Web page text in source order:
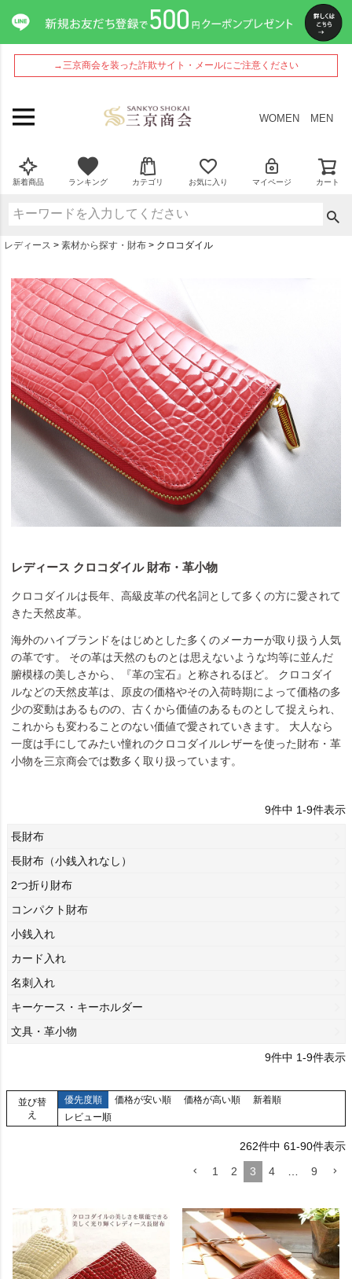
→三京商会を装った詐欺サイト・メールにご注意ください
WOMEN MEN
新着商品 ランキング カテゴリ お気に入り マイページ カート
レディース 素材から探す・財布 クロコダイル
レディース クロコダイル 財布・革小物
クロコダイルは長年、高級皮革の代名詞として多くの方に愛されて
きた天然皮革。
海外のハイブランドをはじめとした多くのメーカーが取り扱う人気
の革です。 その革は天然のものとは思えないような均等に並んだ
腑模様の美しさから、『革の宝石』と称されるほど。 クロコダイ
ルなどの天然皮革は、原皮の価格やその入荷時期によって価格の多
少の変動はあるものの、古くから価値のあるものとして捉えられ、
これからも変わることのない価値で愛されていきます。 大人なら
一度は手にしてみたい憧れのクロコダイルレザーを使った財布・革
小物を三京商会では数多く取り扱っています。
9件中 1-9件表示
長財布
長財布（小銭入れなし）
2つ折り財布
コンパクト財布
小銭入れ
カード入れ
名刺入れ
キーケース・キーホルダー
文具・革小物
9件中 1-9件表示
並び替
え
優先度順 価格が安い順 価格が高い順
新着順
レビュー順
262件中 61-90件表示
1
2 3 4 9